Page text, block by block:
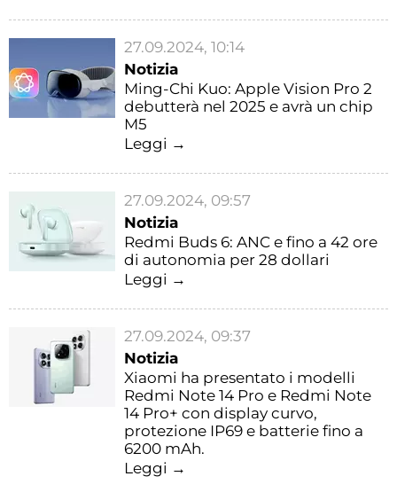
27.09.2024, 10:14
Notizia
Ming-Chi Kuo: Apple Vision Pro 2
debutterà nel 2025 e avrà un chip
M5
Leggi →
27.09.2024, 09:57
Notizia
Redmi Buds 6: ANC e fino a 42 ore
di autonomia per 28 dollari
Leggi →
27.09.2024, 09:37
Notizia
Xiaomi ha presentato i modelli
Redmi Note 14 Pro e Redmi Note
14 Pro+ con display curvo,
protezione IP69 e batterie fino a
6200 mAh.
Leggi →